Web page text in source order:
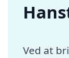
Ved at